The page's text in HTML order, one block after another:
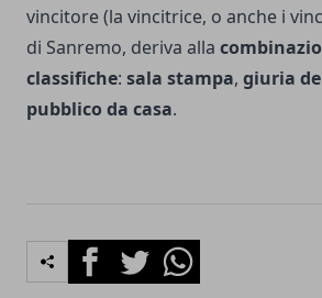
vincitore (la vincitrice, o anche i
di Sanremo, deriva alla
classifiche: sala stampa, giuria
pubblico da casa.
FacebookTwitterWhatsapp